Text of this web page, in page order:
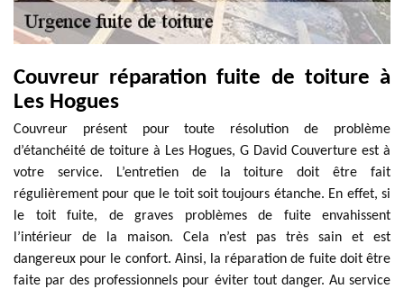
Couvreur réparation fuite de toiture à
Les Hogues
Couvreur présent pour toute résolution de problème
d’étanchéité de toiture à Les Hogues, G David Couverture est à
votre service. L’entretien de la toiture doit être fait
régulièrement pour que le toit soit toujours étanche. En effet, si
le toit fuite, de graves problèmes de fuite envahissent
l’intérieur de la maison. Cela n’est pas très sain et est
dangereux pour le confort. Ainsi, la réparation de fuite doit être
faite par des professionnels pour éviter tout danger. Au service